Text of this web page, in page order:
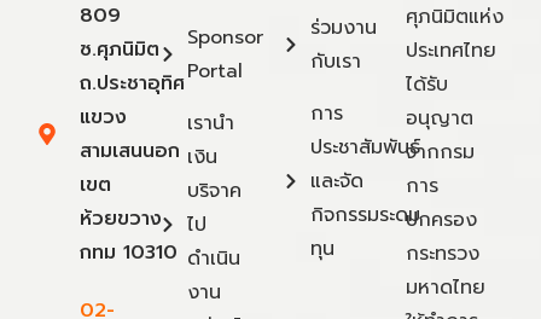
809
ซ.ศุภนิมิต
ถ.ประชาอุทิศ
แขวง
สามเสนนอก
เขต
ห้วยขวาง
กทม 10310
02-
Sponsor
Portal
เรานำ
เงิน
บริจาค
ไป
ดำเนิน
งาน
ร่วมงาน
กับเรา
การ
ประชาสัมพันธ์
และจัด
กิจกรรมระดม
ทุน
ศุภนิมิตแห่ง
ประเทศไทย
ได้รับ
อนุญาต
จากกรม
การ
ปกครอง
กระทรวง
มหาดไทย